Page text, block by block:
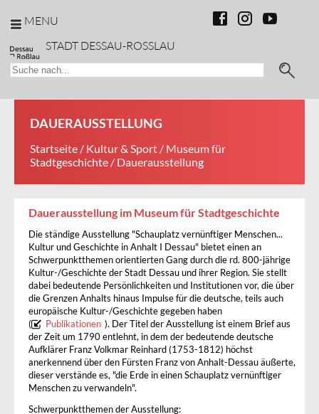
MENU
STADT DESSAU-ROSSLAU
DAUERAUSSTELLUNG
Startseite / Kultur & Sport / Museum für
Stadtgeschichte / Dauerausstellung
Dauerausstellung im Museum für Stadtgeschichte
Die ständige Ausstellung "Schauplatz vernünftiger Menschen...
Kultur und Geschichte in Anhalt I Dessau" bietet einen an
Schwerpunktthemen orientierten Gang durch die rd. 800-jährige
Kultur-/Geschichte der Stadt Dessau und ihrer Region. Sie stellt
dabei bedeutende Persönlichkeiten und Institutionen vor, die über
die Grenzen Anhalts hinaus Impulse für die deutsche, teils auch
europäische Kultur-/Geschichte gegeben haben
(
Publikationen ). Der Titel der Ausstellung ist einem Brief aus
der Zeit um 1790 entlehnt, in dem der bedeutende deutsche
Aufklärer Franz Volkmar Reinhard (1753-1812) höchst
anerkennend über den Fürsten Franz von Anhalt-Dessau äußerte,
dieser verstände es, "die Erde in einen Schauplatz vernünftiger
Menschen zu verwandeln".
Schwerpunktthemen der Ausstellung: